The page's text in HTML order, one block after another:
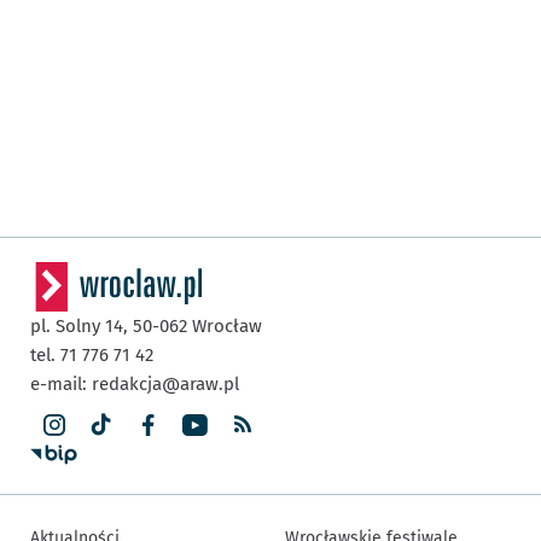
pl. Solny 14, 50-062 Wrocław
tel. 71 776 71 42
e-mail: redakcja@araw.pl